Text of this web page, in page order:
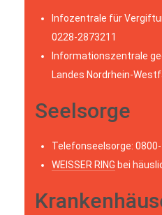
Infozentrale für
0228-2873211
Informationszentrale
Landes Nordrhein-
Seelsorge
Telefonseelsorge:
WEISSER RING bei